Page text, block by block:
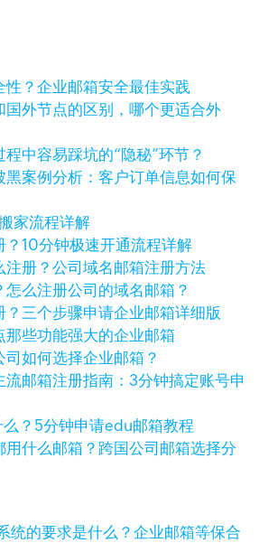
性？企业邮箱安全最佳实践
国外节点的区别，哪个更适合外
中容易踩坑的“隐秘”环节？
黑案例分析：客户订单信息如何保
家流程详解
？10分钟极速开通流程详解
注册？公司域名邮箱注册方法
么注册公司的域名邮箱？
？三个步骤申请企业邮箱详细版
那些功能强大的企业邮箱
如何选择企业邮箱？
流邮箱注册指南：3分钟搞定账号申
？5分钟申请edu邮箱教程
什么邮箱？跨国公司邮箱选择分
统的要求是什么？企业邮箱等保合